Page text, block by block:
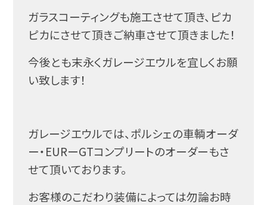
ガラスコーティングも施工させて頂き、ピカ
ピカにさせて頂きご納車させて頂きました！
今後とも末永くガレージエウルを宜しくお願
い致します！
ガレージエウルでは、ポルシェの車輌オーダ
ー・EURーGTコンプリートのオーダーもさ
せて頂いております。
お客様のこだわり装備によっては勿論お時